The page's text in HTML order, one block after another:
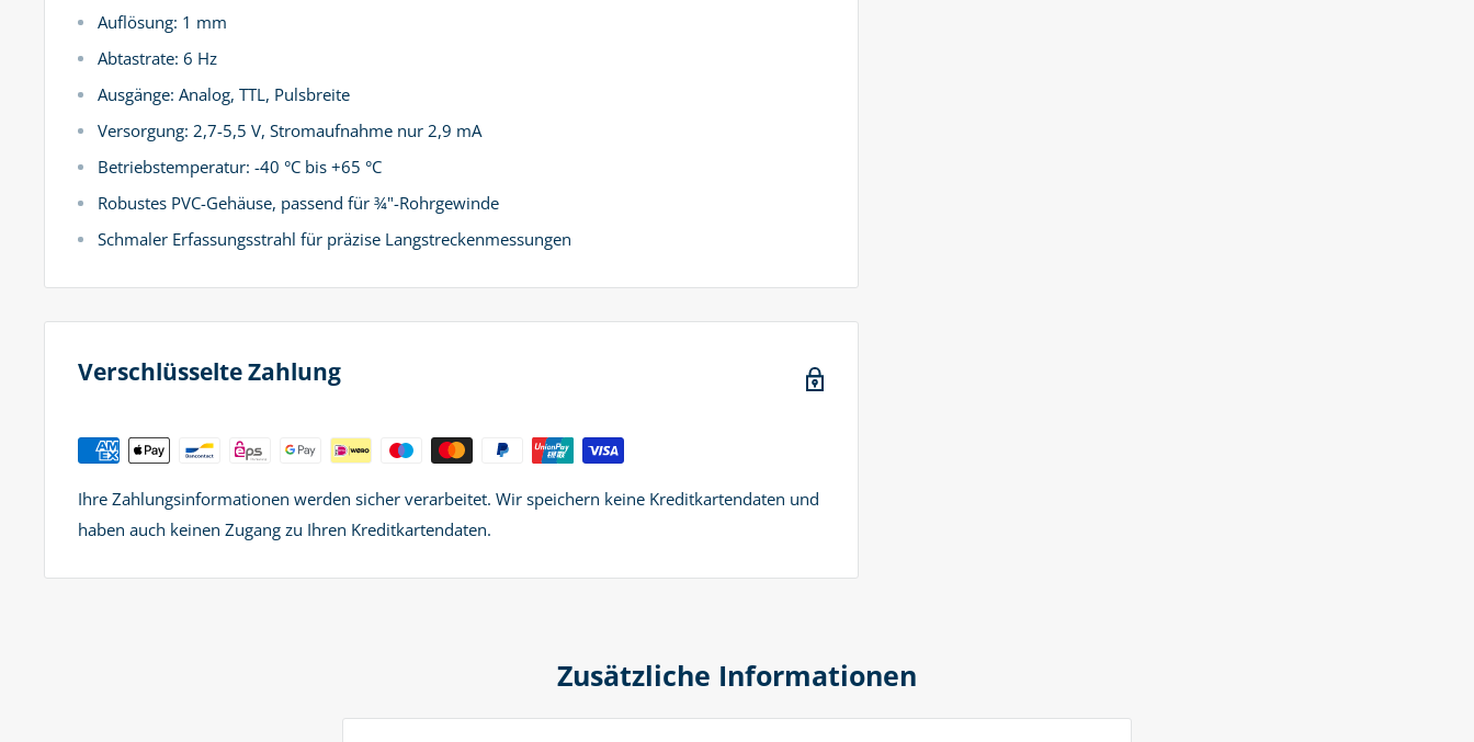
Auflösung: 1 mm
Abtastrate: 6 Hz
Ausgänge: Analog, TTL, Pulsbreite
Versorgung: 2,7-5,5 V, Stromaufnahme nur 2,9 mA
Betriebstemperatur: -40 °C bis +65 °C
Robustes PVC-Gehäuse, passend für ¾"-Rohrgewinde
Schmaler Erfassungsstrahl für präzise Langstreckenmessungen
Verschlüsselte Zahlung
Ihre Zahlungsinformationen werden sicher verarbeitet. Wir speichern keine Kreditkartendaten und
haben auch keinen Zugang zu Ihren Kreditkartendaten.
Zusätzliche Informationen